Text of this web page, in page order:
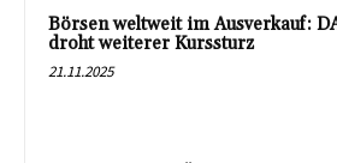
Börsen weltweit im Ausverkauf:
droht weiterer Kurssturz
21.11.2025